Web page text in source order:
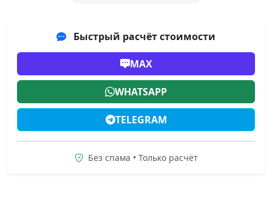
Быстрый расчёт стоимости
MAX
WHATSAPP
TELEGRAM
Без спама • Только расчёт